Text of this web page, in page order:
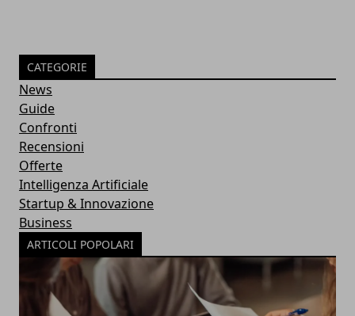
CATEGORIE
News
Guide
Confronti
Recensioni
Offerte
Intelligenza Artificiale
Startup & Innovazione
Business
ARTICOLI POPOLARI